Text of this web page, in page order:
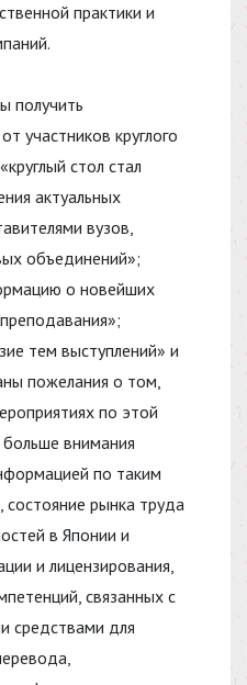
практики и
получить
участников круглого
стол стал
актуальных
вузов,
объединений»;
о новейших
тем выступлений» и
пожелания о том,
по этой
внимания
по таким
состояние рынка труда
в Японии и
и лицензирования,
связанных с
средствами для